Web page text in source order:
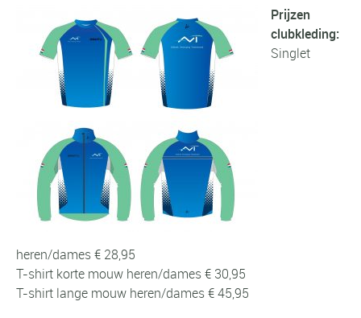
Prijzen
clubkleding:
Singlet
heren/dames € 28,95
T-shirt korte mouw heren/dames € 30,95
T-shirt lange mouw heren/dames € 45,95